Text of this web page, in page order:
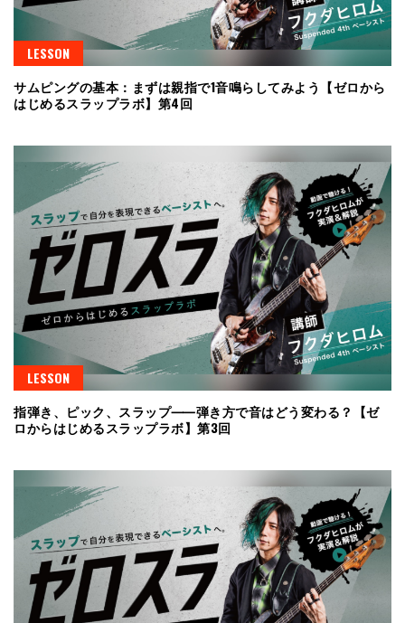
LESSON
サムピングの基本：まずは親指で1音鳴らしてみよう【ゼロから
はじめるスラップラボ】第4回
LESSON
指弾き、ピック、スラップ⸺弾き方で音はどう変わる？【ゼ
ロからはじめるスラップラボ】第3回